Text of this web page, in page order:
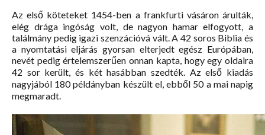
Az első köteteket 1454-ben a frankfurti vásáron árulták,
elég drága ingóság volt, de nagyon hamar elfogyott, a
találmány pedig igazi szenzációvá vált. A 42 soros Biblia és
a nyomtatási eljárás gyorsan elterjedt egész Európában,
nevét pedig értelemszerűen onnan kapta, hogy egy oldalra
42 sor került, és két hasábban szedték. Az első kiadás
nagyjából 180 példányban készült el, ebből 50 a mai napig
megmaradt.